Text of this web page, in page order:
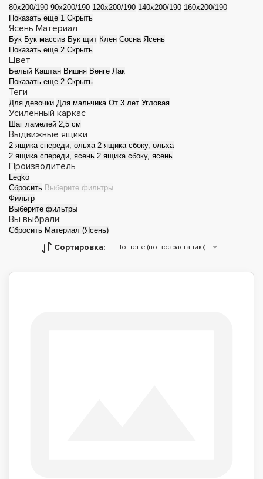
80x200/190 90x200/190 120x200/190 140x200/190 160x200/190
Показать еще 1 Скрыть
Ясень Материал
Бук Бук массив Бук щит Клен Сосна Ясень
Показать еще 2 Скрыть
Цвет
Белый Каштан Вишня Венге Лак
Показать еще 2 Скрыть
Теги
Для девочки Для мальчика От 3 лет Угловая
Усиленный каркас
Шаг ламелей 2,5 см
Выдвижные ящики
2 ящика спереди, ольха 2 ящика сбоку, ольха
2 ящика спереди, ясень 2 ящика сбоку, ясень
Производитель
Legko
Сбросить Выберите фильтры
Фильтр
Выберите фильтры
Вы выбрали:
Сбросить Материал (Ясень)
Сортировка: По цене (по возрастанию)